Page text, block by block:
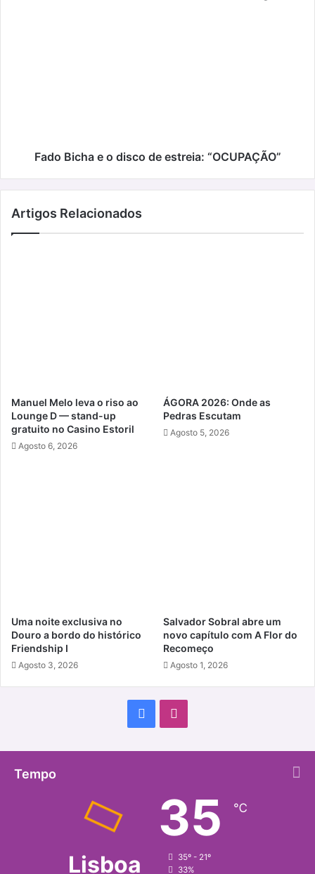
Fado Bicha e o disco de estreia: “OCUPAÇÃO”
Artigos Relacionados
Manuel Melo leva o riso ao
Lounge D — stand-up
gratuito no Casino Estoril
Agosto 6, 2026
ÁGORA 2026: Onde as
Pedras Escutam
Agosto 5, 2026
Uma noite exclusiva no
Douro a bordo do histórico
Friendship I
Agosto 3, 2026
Salvador Sobral abre um
novo capítulo com A Flor do
Recomeço
Agosto 1, 2026
Facebook
Tempo
Lisboa
35 ℃
35º - 21º
33%